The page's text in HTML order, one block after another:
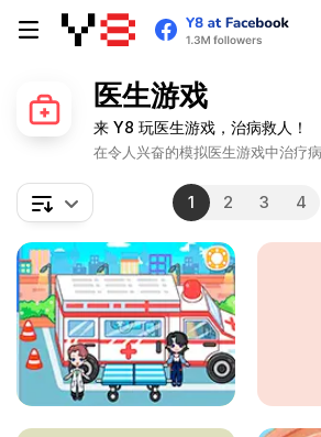
医生游戏
来 Y8 玩医生游戏，治病救人！
在令人兴奋的模拟医生游戏中治疗
1 2 3 4